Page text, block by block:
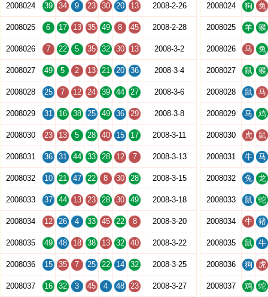
2008024 39 34 9 23 30 20 13 2008-2-26
2008025 6 17 13 35 49 8 45 2008-2-28
2008026 7 22 5 35 32 30 13 2008-3-2
2008027 49 5 2 13 21 20 36 2008-3-4
2008028 25 7 12 24 39 44 27 2008-3-6
2008029 31 16 38 25 49 36 29 2008-3-8
2008030 23 13 5 28 40 15 17 2008-3-11
2008031 36 31 44 33 28 12 7 2008-3-13
2008032 10 21 47 22 8 30 28 2008-3-15
2008033 37 44 13 23 28 30 49 2008-3-18
2008034 12 26 4 33 45 22 8 2008-3-20
2008035 49 48 18 38 13 32 40 2008-3-22
2008036 15 35 7 25 22 14 32 2008-3-25
2008037 16 32 3 45 4 48 23 2008-3-27
2008024 狗 兔
2008025 羊 猴
2008026 马 兔
2008027 鼠 猴
2008028 鼠 马
2008029 马 鸡
2008030 虎 鼠
2008031 牛 马
2008032 兔 龙
2008033 鼠 蛇
2008034 牛 猪
2008035 鼠 牛
2008036 狗 虎
2008037 鸡 蛇